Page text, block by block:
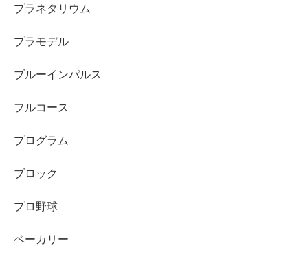
プラネタリウム
プラモデル
ブルーインパルス
フルコース
プログラム
ブロック
プロ野球
ベーカリー